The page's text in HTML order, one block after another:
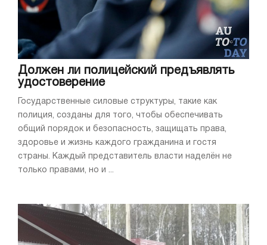
Должен ли полицейский предъявлять
удостоверение
Государственные силовые структуры, такие как
полиция, созданы для того, чтобы обеспечивать
общий порядок и безопасность, защищать права,
здоровье и жизнь каждого гражданина и гостя
страны. Каждый представитель власти наделён не
только правами, но и ...